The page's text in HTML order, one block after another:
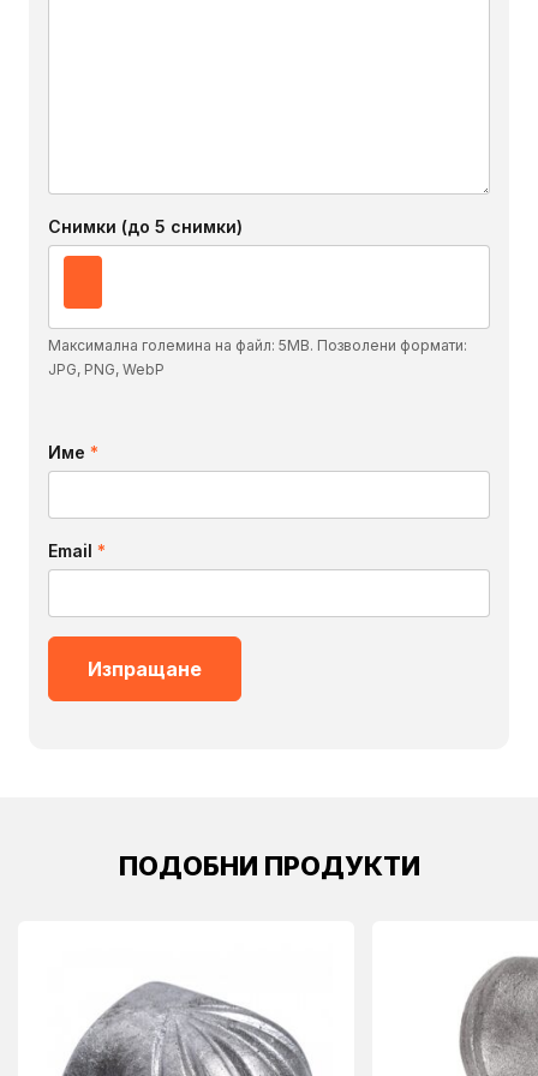
Снимки (до 5 снимки)
Максимална големина на файл: 5MB. Позволени формати:
JPG, PNG, WebP
Име *
Email *
ПОДОБНИ ПРОДУКТИ